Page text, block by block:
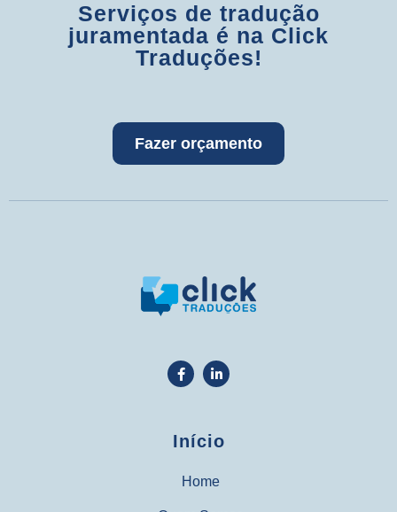
Serviços de tradução
juramentada é na Click
Traduções!
Fazer orçamento
Início
Home